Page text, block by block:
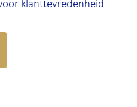
klanttevredenheid